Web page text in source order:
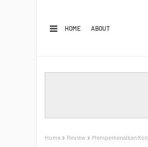
HOME ABOUT
Home Review Memperkenalkan